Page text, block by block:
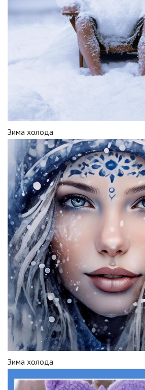
Зима холода
Зима холода